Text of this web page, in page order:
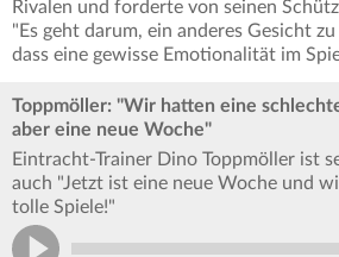
Rivalen und forderte von seinen
"Es geht darum, ein anderes Gesicht
dass eine gewisse Emotionalität im
Toppmöller: "Wir hatten eine
aber eine neue Woche"
Eintracht-Trainer Dino Toppmöller ist
auch "Jetzt ist eine neue Woche und
tolle Spiele!"